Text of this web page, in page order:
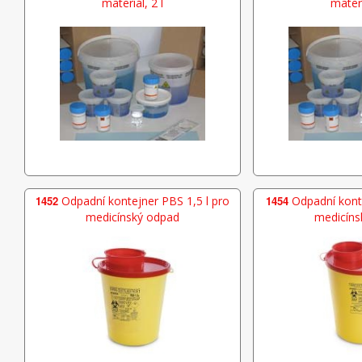
1452 Odpadní kontejner PBS 1,5 l pro
medicínský odpad
1454 Odpadní